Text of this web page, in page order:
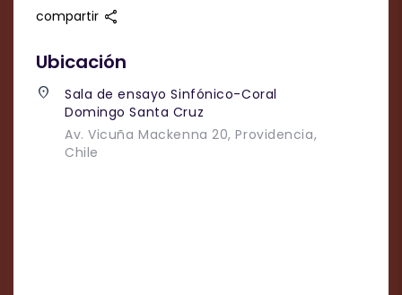
compartir share
Ubicación
place
Sala de ensayo Sinfónico-Coral
Domingo Santa Cruz
Av. Vicuña Mackenna 20, Providencia,
Chile